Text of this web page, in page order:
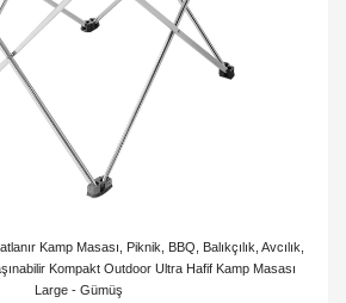
Kamp Masası, Piknik, BBQ, Balıkçılık, Avcılık,
Kompakt Outdoor Ultra Hafif Kamp Masası
Large - Gümüş